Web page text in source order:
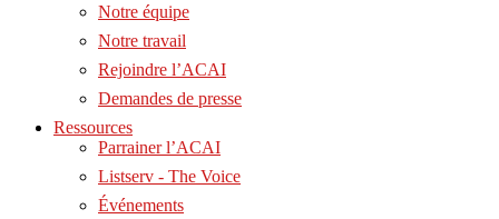
Notre équipe
Notre travail
Rejoindre l’ACAI
Demandes de presse
Ressources
Parrainer l’ACAI
Listserv - The Voice
Événements